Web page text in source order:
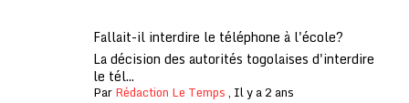
Fallait-il interdire le téléphone à l'école?
La décision des autorités togolaises d'interdire
le tél...
ParRédaction Le Temps, Il y a 2 ans